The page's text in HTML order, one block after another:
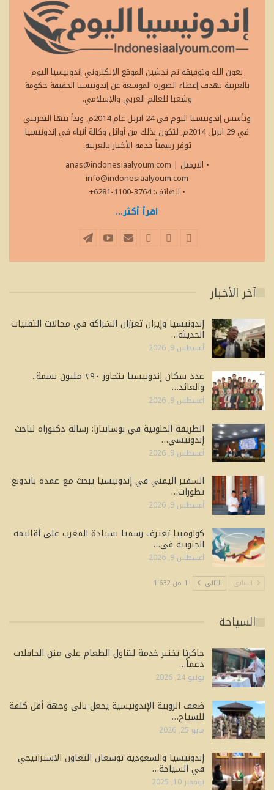
بعون الله وتوفيقه تم تدشين الموقع الإلكتروني إندونيسيا اليوم
بالعربية بهدف إعطاء الصورة الموسعة عن إندونيسيا الحقيقة حكومة
وشعبا للعالم العربي والإسلامي.
وتأسس إندونيسيا اليوم في 24 ابريل عام 2014م, وبدأ بثها التجريبي
في 29 ابريل 2014م, لتكون بذلك من أوائل وكالة أنباء في إندونيسيا
توفر رسمياً خدمة الأخبار بالعربية.
• الايميل
anas@indonesiaalyoum.com |
info@indonesiaalyoum.com
• الهاتف: 3764-1100-6281+
اقرأ أكثر...
آخر الأخبار
إندونيسيا وإيران تعززان الشراكة في مجالات التقنيات
الحديثة…
أغسطس 9, 2026
عدد سكان إندونيسيا يتجاوز ٢٩٠ مليون نسمة..
والعائد…
أغسطس 9, 2026
الطريقة الخلوتية في نوسانتارا: رسالة دكتوراه لباحث
إندونيسي…
أغسطس 9, 2026
السفير اليمني في إندونيسيا يبحث مع عمدة باندونغ
تطورات…
أغسطس 9, 2026
كولومبيا تعترف رسميا بسيادة المغرب على أقاليمه
الجنوبية في…
أغسطس 9, 2026
السابق التالي 1 من 1٬632
السياحة
جاكرتا تختبر خدمة لتناول الطعام على متن الحافلات
دعماً…
يوليو 24, 2026
ضعف الروبية الإندونيسية يجعل بالي وجهة أقل كلفة
للسياح…
مايو 25, 2026
إندونيسيا والسعودية توسعان التعاون الاستراتيجي
في السياحة…
نوفمبر 10, 2025